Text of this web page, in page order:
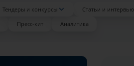
Тендеры и конкурсы Статьи и интервью
Пресс-кит Аналитика